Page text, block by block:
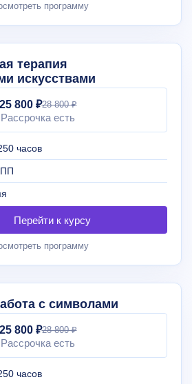
программу
терапия
искусствами
25 800 ₽28 800 ₽
Рассрочка есть
часов
программу
с символами
25 800 ₽28 800 ₽
Рассрочка есть
часов